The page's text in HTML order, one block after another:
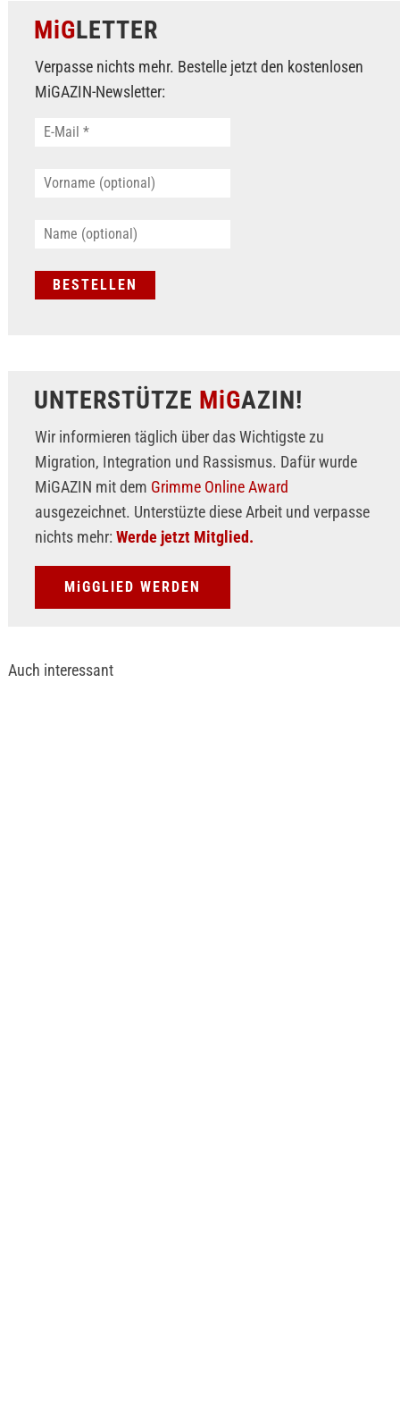
MiGLETTER
Verpasse nichts mehr. Bestelle jetzt den kostenlosen
MiGAZIN-Newsletter:
UNTERSTÜTZE MiGAZIN!
Wir informieren täglich über das Wichtigste zu
Migration, Integration und Rassismus. Dafür wurde
MiGAZIN mit dem Grimme Online Award
ausgezeichnet. Unterstüzte diese Arbeit und verpasse
nichts mehr: Werde jetzt Mitglied.
MiGGLIED WERDEN
Auch interessant